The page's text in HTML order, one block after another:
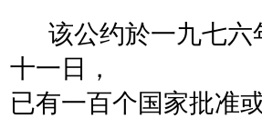
该公约於一九七六
十一日，
已有一百个国家批准